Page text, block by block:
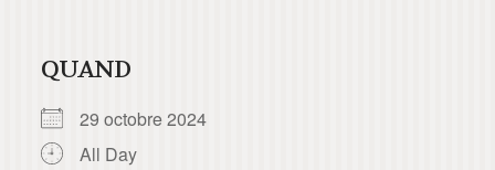
QUAND
29 octobre 2024
All Day